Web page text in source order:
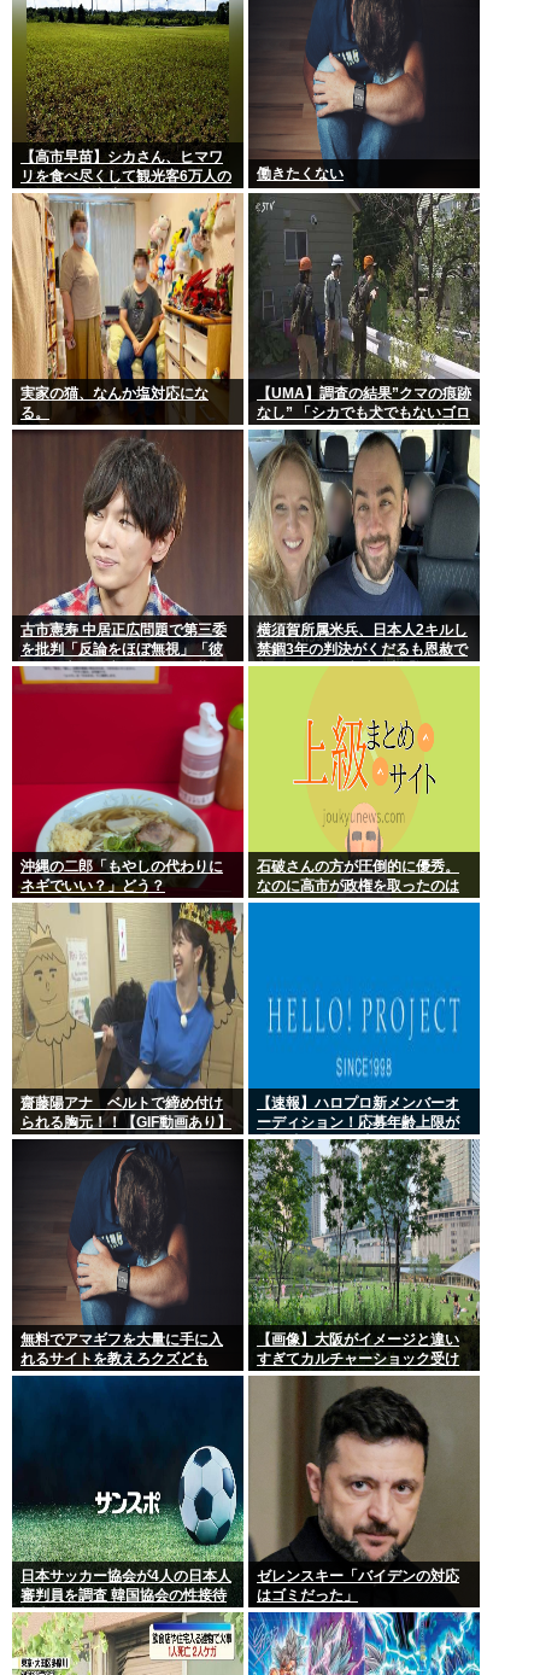
【高市早苗】シカさん、ヒマワ
リを食べ尽くして観光客6万人の
イベントが中止になる…さらに
コスモス畑も食べ尽くす
働きたくない
実家の猫、なんか塩対応にな
る。
【UMA】調査の結果”クマの痕跡
なし” 「シカでも犬でもないゴロ
ンとして黒い動物を見た」 札幌
市清田区
古市憲寿 中居正広問題で第三委
を批判「反論をほぼ無視」「彼
らが一方的に言ったことが世の
中に定着してしまう」橋下徹も
横須賀所属米兵、日本人2キルし
禁錮3年の判決がくだるも恩赦で
釈放！ニュー速愛国者「辺野
沖縄の二郎「もやしの代わりに
ネギでいい？」どう？
石破さんの方が圧倒的に優秀。
なのに高市が政権を取ったのは
おかしい
齋藤陽アナ ベルトで締め付け
られる胸元！！【GIF動画あり】
【速報】ハロプロ新メンバーオ
ーディション！応募年齢上限が
『22歳』に引き上げられる
無料でアマギフを大量に手に入
れるサイトを教えろクズども
【画像】大阪がイメージと違い
すぎてカルチャーショック受け
てる
日本サッカー協会が4人の日本人
審判員を調査 韓国協会の性接待
疑惑で
ゼレンスキー「バイデンの対応
はゴミだった」